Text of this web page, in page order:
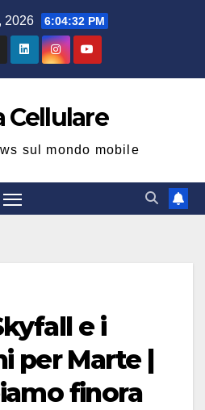
2026 6:04:33 PM
Cellulare
sul mondo mobile
e i
per Marte |
finora